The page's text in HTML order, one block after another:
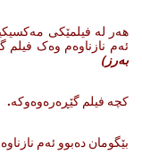
هه‌ر له‌ فیلمێکی
ئه‌م نازناوه‌م وه‌ک
بەرز)
کچە فیلم گێڕەرەوەوکە.
بێگومان ده‌بوو ئه‌م